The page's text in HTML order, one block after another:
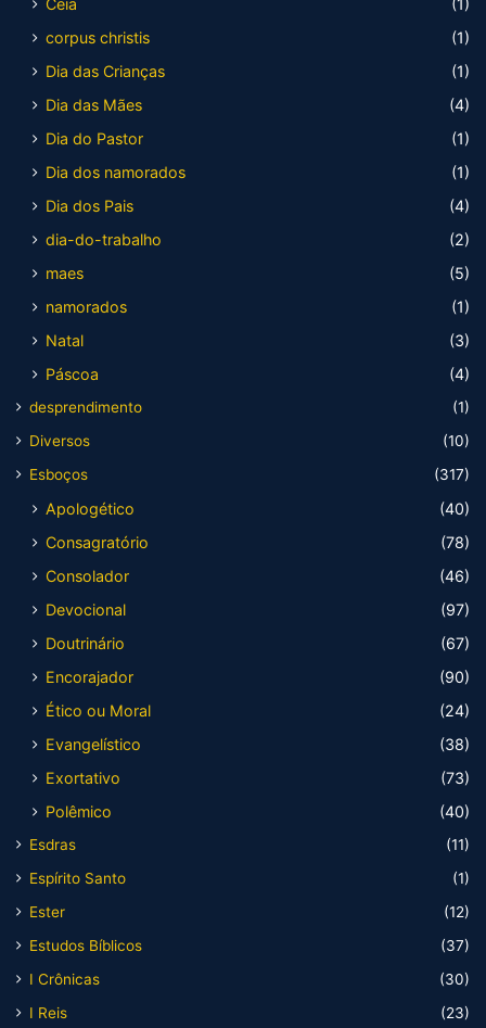
corpus christis
(1)
Dia das Crianças
(1)
Dia das Mães
(4)
Dia do Pastor
(1)
Dia dos namorados
(1)
Dia dos Pais
(4)
dia-do-trabalho
(2)
maes
(5)
namorados
(1)
Natal
(3)
Páscoa
(4)
desprendimento
(1)
Diversos
(10)
Esboços
(317)
Apologético
(40)
Consagratório
(78)
Consolador
(46)
Devocional
(97)
Doutrinário
(67)
Encorajador
(90)
Ético ou Moral
(24)
Evangelístico
(38)
Exortativo
(73)
Polêmico
(40)
Esdras
(11)
Espírito Santo
(1)
Ester
(12)
Estudos Bíblicos
(37)
I Crônicas
(30)
I Reis
(23)